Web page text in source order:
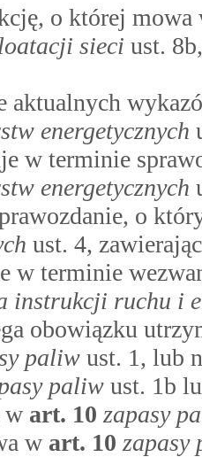
o której
sieci ust.
aktualnych
energetycznych
w terminie
energetycznych
o
ust. 4,
w terminie
instrukcji ruchu i
obowiązku
paliw ust. 1, lub
paliw ust. 1b
w art. 10 zapasy
w art. 10 zapasy